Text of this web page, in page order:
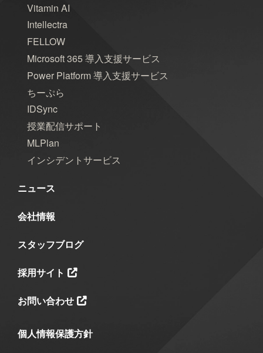
Vitamin AI
Intellectra
FELLOW
Microsoft 365 導入支援サービス
Power Platform 導入支援サービス
ちーぷら
IDSync
授業配信サポート
MLPlan
インシデントサービス
ニュース
会社情報
スタッフブログ
採用サイト
お問い合わせ
個人情報保護方針